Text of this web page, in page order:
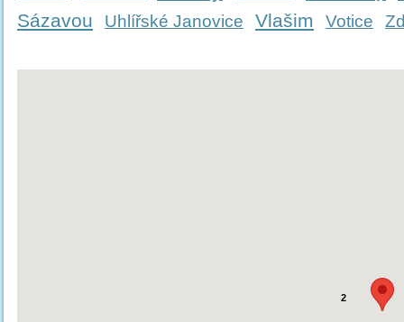
Sázavou Uhlířské Janovice Vlašim Votice
2